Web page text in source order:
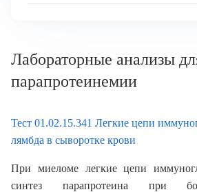
Лабораторные анализы
парапротеинемии
Тест 01.02.15.341 Легкие цепи
лямбда в сыворотке крови
При миеломе легкие цепи
синтез парапротеина при